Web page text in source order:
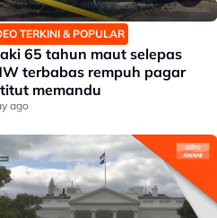
TERKINI & POPULAR
65 tahun maut selepas
terbabas rempuh pagar
memandu
ago